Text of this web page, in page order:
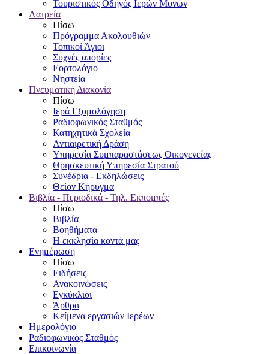
Τουριστικός Οδηγός Ιερών Μονών
Λατρεία
Πίσω
Πρόγραμμα Ακολουθιών
Τοπικοί Άγιοι
Συχνές απορίες
Εορτολόγιο
Νηστεία
Πνευματική Διακονία
Πίσω
Ιερά Εξομολόγηση
Ραδιοφωνικός Σταθμός
Κατηχητικά Σχολεία
Αντιαιρετική Δράση
Υπηρεσία Συμπαραστάσεως Οικογενείας
Θρησκευτική Υπηρεσία Στρατού
Συνέδρια - Εκδηλώσεις
Θείον Κήρυγμα
Βιβλία - Περιοδικά - Τηλ. Εκπομπές
Πίσω
Βιβλία
Βοηθήματα
Η εκκλησία κοντά μας
Ενημέρωση
Πίσω
Ειδήσεις
Ανακοινώσεις
Εγκύκλιοι
Άρθρα
Κείμενα εργασιών Ιερέων
Ημερολόγιο
Ραδιοφωνικός Σταθμός
Επικοινωνία